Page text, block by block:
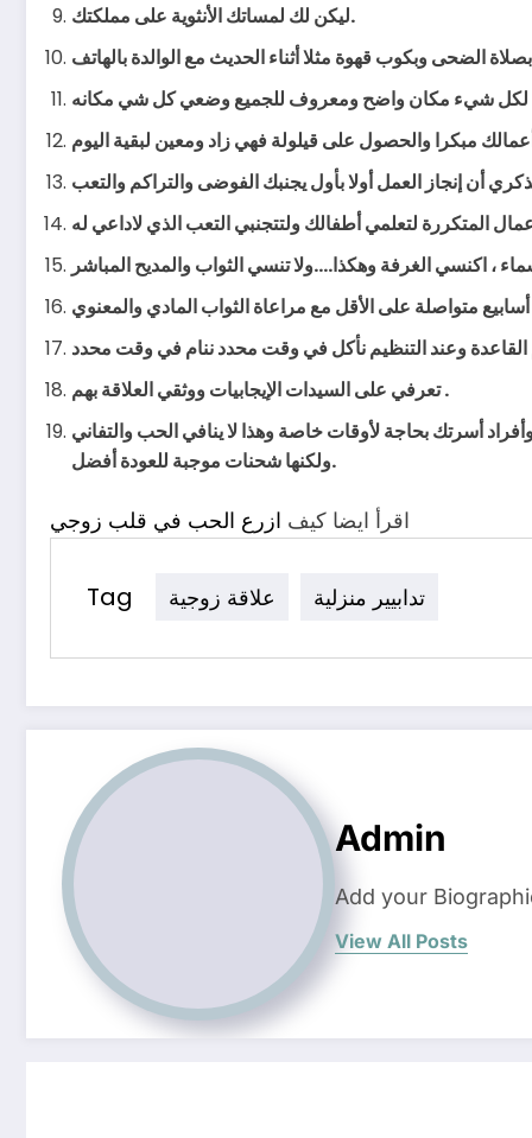
ليكن لك لمساتك الأنثوية على مملكتك.
تعرفي على السيدات الإيجابيات ووثقي العلاقة بهم .
أسرتك بحاجة لأوقات خاصة وهذا لا ينافي الحب والتفاني
ولكنها شحنات موجبة للعودة أفضل.
اقرأ ايضا كيف ازرع الحب في قلب زوجي
Tag تدابيير منزلية علاقة زوجية
Admin
Add your
View All Posts